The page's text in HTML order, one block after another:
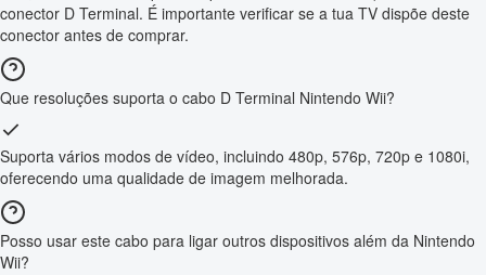
conector D Terminal. É importante verificar se a tua TV dispõe deste
conector antes de comprar.
Que resoluções suporta o cabo D Terminal Nintendo Wii?
Suporta vários modos de vídeo, incluindo 480p, 576p, 720p e 1080i,
oferecendo uma qualidade de imagem melhorada.
Posso usar este cabo para ligar outros dispositivos além da Nintendo
Wii?